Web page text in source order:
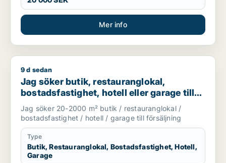
Mer info
Jag söker butik, restauranglokal, bostadsfastighet, hotell
9 d sedan
Jag söker butik, restauranglokal,
bostadsfastighet, hotell eller garage till
salu i Stockholms län
Jag söker 20-2000 m² butik / restauranglokal /
bostadsfastighet / hotell / garage till försäljning
Type
Butik, Restauranglokal, Bostadsfastighet, Hotell,
Garage